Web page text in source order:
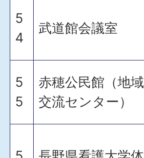
5
4
武道館会議室
5
5
赤穂公民館（地域
交流センター）